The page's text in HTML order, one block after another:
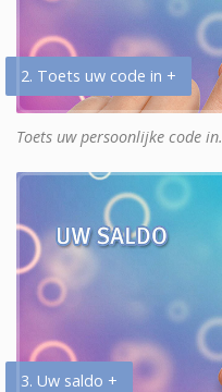
2. Toets uw code in +
Toets uw persoonlijke code in.
3. Uw saldo +